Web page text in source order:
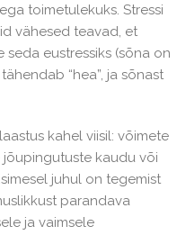
toimetulekuks. Stressi
vähesed teavad, et
seda eustressiks (sõna on
“hea”, ja sõnast
kahel viisil: võimete
kaudu või
juhul on tegemist
parandava
ja vaimsele